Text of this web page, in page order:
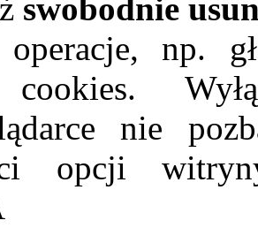
swobodnie
np.
cookies.
nie
opcji